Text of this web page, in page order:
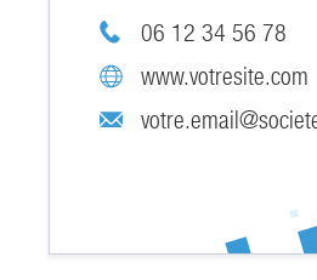
06 12 34 56 78
www.votresite.com